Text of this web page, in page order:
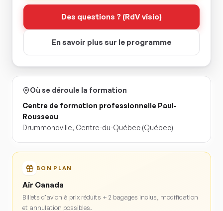
Des questions ? (RdV visio)
En savoir plus sur le programme
Où se déroule la formation
Centre de formation professionnelle Paul-
Rousseau
Drummondville, Centre-du-Québec (Québec)
BON PLAN
Air Canada
Billets d'avion à prix réduits + 2 bagages inclus, modification
et annulation possibles.